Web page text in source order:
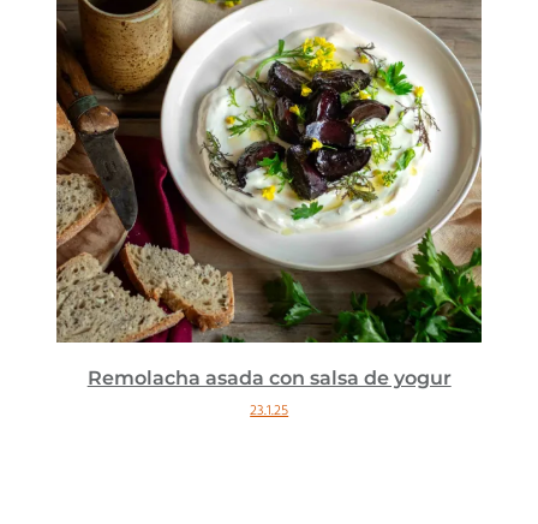
Remolacha asada con salsa de yogur
23.1.25